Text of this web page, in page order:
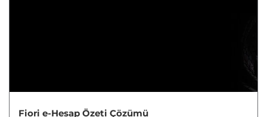
Fiori e-Hesap Özeti Çözümü